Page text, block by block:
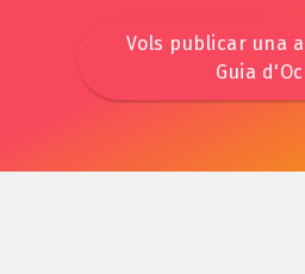
Vols publicar una
Guia